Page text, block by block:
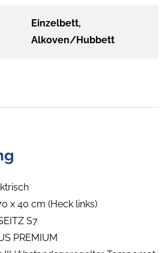
Einzelbett,
Alkoven/Hubbett
x 40 cm (Heck links)
S7
PREMIUM